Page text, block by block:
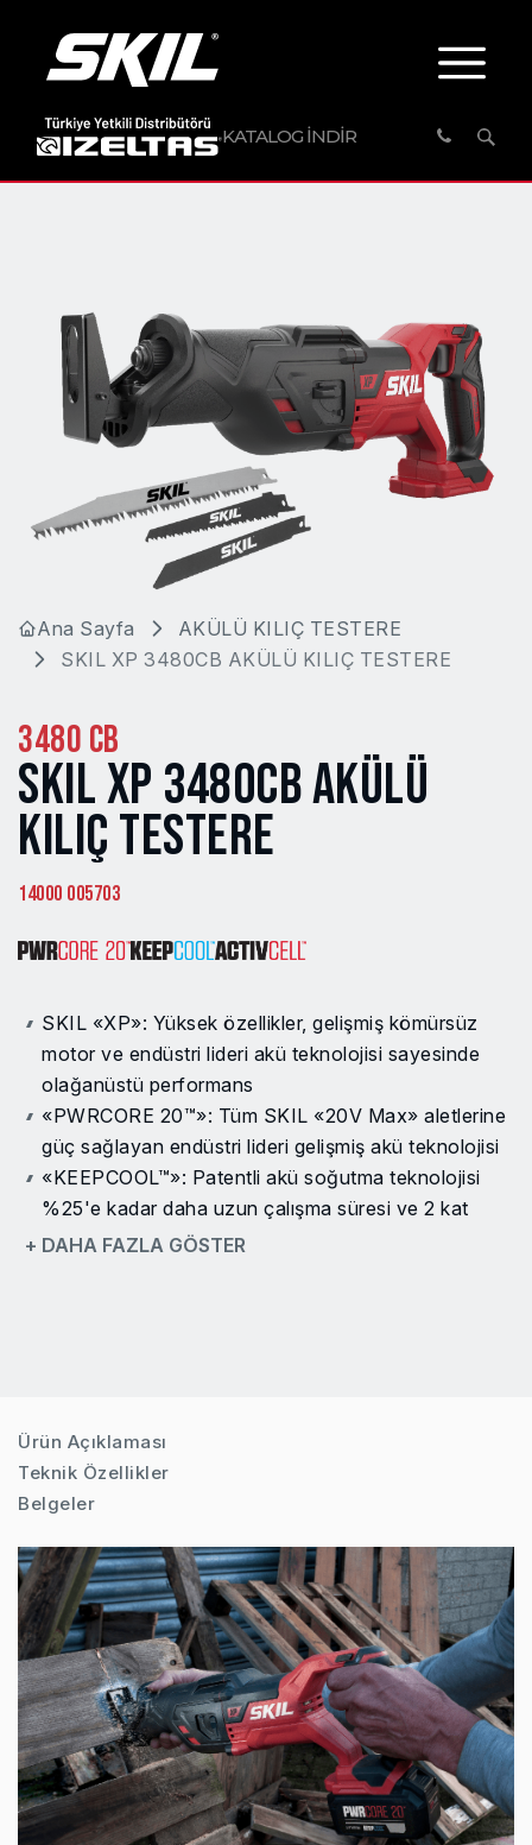
KATALOG İNDİR
Ana Sayfa
AKÜLÜ KILIÇ TESTERE
SKIL XP 3480CB AKÜLÜ KILIÇ TESTERE
3480 CB
SKIL XP 3480CB AKÜLÜ
KILIÇ TESTERE
14000 005703
SKIL «XP»: Yüksek özellikler, gelişmiş kömürsüz
motor ve endüstri lideri akü teknolojisi sayesinde
olağanüstü performans
«PWRCORE 20™»: Tüm SKIL «20V Max» aletlerine
güç sağlayan endüstri lideri gelişmiş akü teknolojisi
«KEEPCOOL™»: Patentli akü soğutma teknolojisi
%25'e kadar daha uzun çalışma süresi ve 2 kat
kullanım ömrü sağlar
Çeşitli malzemelerde optimum kesme sonuçları için
değişken hız kontrolü
Aletsiz «Clic» sistemiyle hızlı ve kolay bıçak
değişimi
Düşük titreşim için karşı ağırlık dengeleme sistemi
(«VRS»)
+ DAHA FAZLA GÖSTER
Ürün Açıklaması
Teknik Özellikler
Belgeler